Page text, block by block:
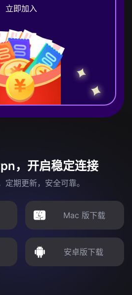
立即加入
，开启稳定连接
定期更新，安全可靠。
Mac 版下载
安卓版下载